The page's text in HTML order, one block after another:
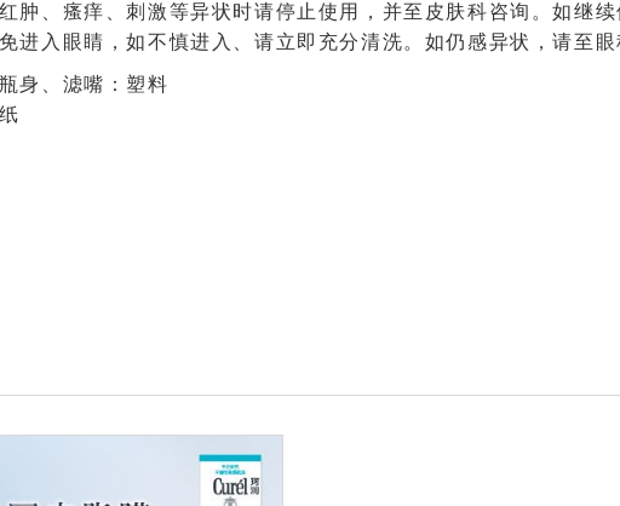
红肿、瘙痒、刺激等异状时请停止使用，并至皮肤科咨询。如继续
免进入眼睛，如不慎进入、请立即充分清洗。如仍感异状，请至眼
身、滤嘴：塑料